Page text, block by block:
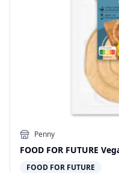
Penny
FOOD FOR FUTURE
FOOD FOR FUTURE